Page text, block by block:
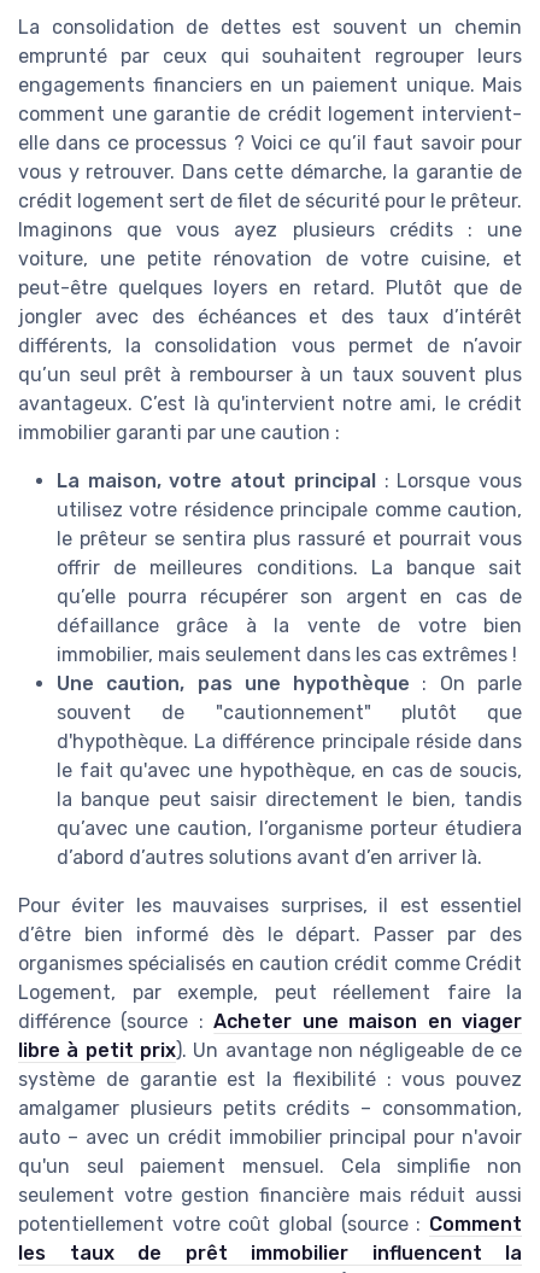
La consolidation de dettes est souvent un chemin
emprunté par ceux qui souhaitent regrouper leurs
engagements financiers en un paiement unique. Mais
comment une garantie de crédit logement intervient-
elle dans ce processus ? Voici ce qu’il faut savoir pour
vous y retrouver. Dans cette démarche, la garantie de
crédit logement sert de filet de sécurité pour le prêteur.
Imaginons que vous ayez plusieurs crédits : une
voiture, une petite rénovation de votre cuisine, et
peut-être quelques loyers en retard. Plutôt que de
jongler avec des échéances et des taux d’intérêt
différents, la consolidation vous permet de n’avoir
qu’un seul prêt à rembourser à un taux souvent plus
avantageux. C’est là qu'intervient notre ami, le crédit
immobilier garanti par une caution :
La maison, votre atout principal: Lorsque vous
utilisez votre résidence principale comme caution,
le prêteur se sentira plus rassuré et pourrait vous
offrir de meilleures conditions. La banque sait
qu’elle pourra récupérer son argent en cas de
défaillance grâce à la vente de votre bien
immobilier, mais seulement dans les cas extrêmes !
Une caution, pas une hypothèque : On parle
souvent de "cautionnement" plutôt que
d'hypothèque. La différence principale réside dans
le fait qu'avec une hypothèque, en cas de soucis,
la banque peut saisir directement le bien, tandis
qu’avec une caution, l’organisme porteur étudiera
d’abord d’autres solutions avant d’en arriver là.
Pour éviter les mauvaises surprises, il est essentiel
d’être bien informé dès le départ. Passer par des
organismes spécialisés en caution crédit comme Crédit
Logement, par exemple, peut réellement faire la
différence (source :Acheter une maison en viager
libre à petit prix). Un avantage non négligeable de ce
système de garantie est la flexibilité : vous pouvez
amalgamer plusieurs petits crédits – consommation,
auto – avec un crédit immobilier principal pour n'avoir
qu'un seul paiement mensuel. Cela simplifie non
seulement votre gestion financière mais réduit aussi
potentiellement votre coût global (source : Comment
les taux de prêt immobilier influencent la